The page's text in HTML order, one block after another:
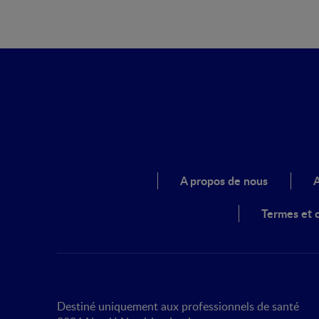
A propos de nous
Termes et
Destiné uniquement aux professionnels de santé